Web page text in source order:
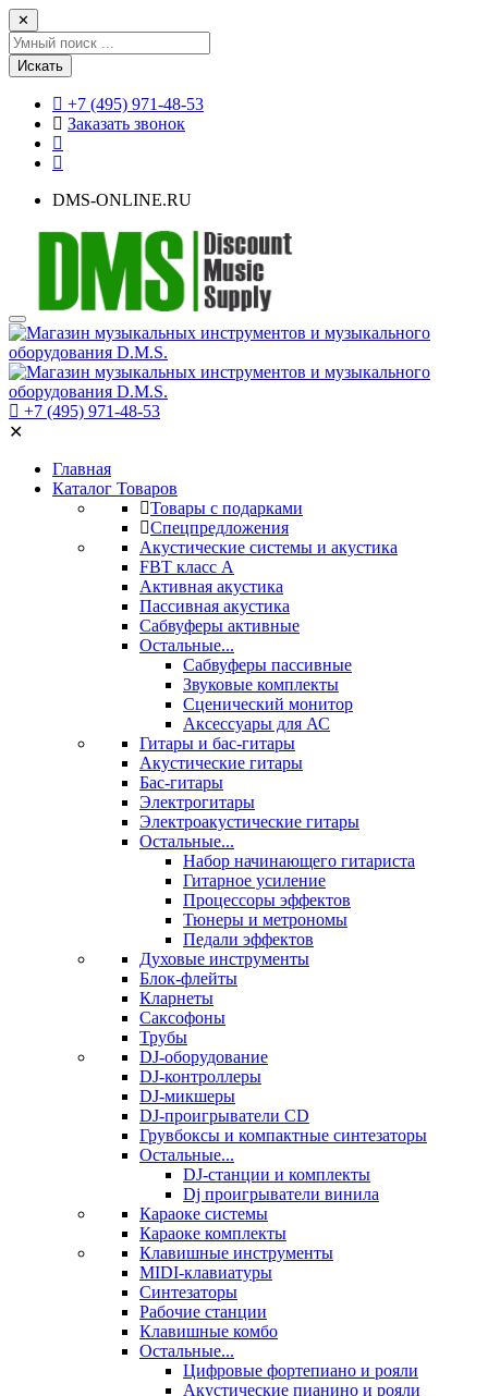
✕
Искать
+7 (495) 971-48-53
Заказать звонок
DMS-ONLINE.RU
+7 (495) 971-48-53
✕
Главная
Каталог Товаров
Товары с подарками
Спецпредложения
Акустические системы и акустика
FBT класс А
Активная акустика
Пассивная акустика
Сабвуферы активные
Остальные...
Сабвуферы пассивные
Звуковые комплекты
Сценический монитор
Аксессуары для АС
Гитары и бас-гитары
Акустические гитары
Бас-гитары
Электрогитары
Электроакустические гитары
Остальные...
Набор начинающего гитариста
Гитарное усиление
Процессоры эффектов
Тюнеры и метрономы
Педали эффектов
Духовые инструменты
Блок-флейты
Кларнеты
Саксофоны
Трубы
DJ-оборудование
DJ-контроллеры
DJ-микшеры
DJ-проигрыватели CD
Грувбоксы и компактные синтезаторы
Остальные...
DJ-станции и комплекты
Dj проигрыватели винила
Караоке системы
Караоке комплекты
Клавишные инструменты
MIDI-клавиатуры
Синтезаторы
Рабочие станции
Клавишные комбо
Остальные...
Цифровые фортепиано и рояли
Акустические пианино и рояли